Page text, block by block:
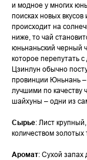
и модное у многих
поисках новых
происходит на
ниже, то чай
юньнаньский черный
которое перепутать
Цзинлун обычно
провинции Юньнань
лучшими по качеству
шайхуны – одни из
Сырье: Лист
количеством золотых
Аромат: Сухой запах